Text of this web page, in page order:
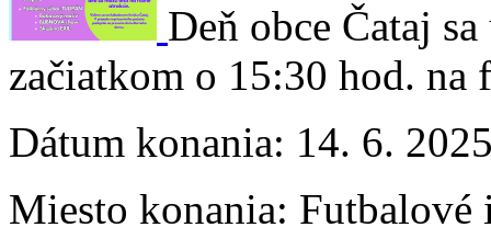
Deň obce Čataj
začiatkom o 15:30 hod.
Dátum konania: 14. 6.
Miesto konania: Futbalové